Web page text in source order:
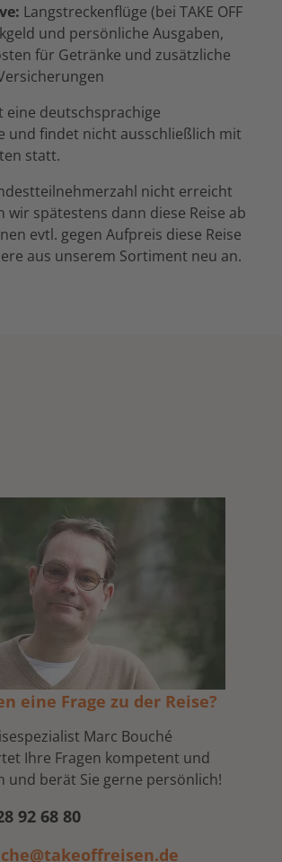
Langstreckenflüge (bei TAKE OFF
und persönliche Ausgaben,
für Getränke und zusätzliche
eine deutschsprachige
und findet nicht ausschließlich mit
statt.
nicht erreicht
wir spätestens dann diese Reise ab
evtl. gegen Aufpreis diese Reise
aus unserem Sortiment neu an.
eine Frage zu der Reise?
Marc Bouché
Ihre Fragen kompetent und
und berät Sie gerne persönlich!
92 68 80